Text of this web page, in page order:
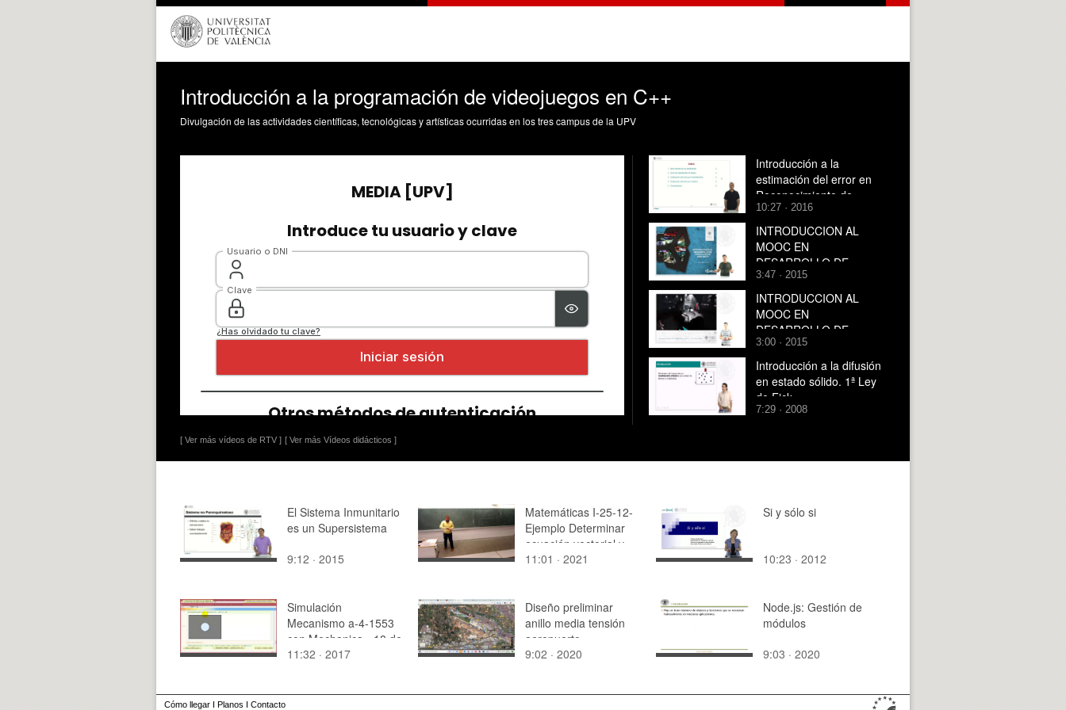
Introducción a la programación de videojuegos en C++
Divulgación de las actividades científicas, tecnológicas y artísticas ocurridas en los tres campus de la UPV
[ Ver más vídeos de RTV ] [ Ver más Vídeos didácticos ]
Introducción a la
estimación del error en
Reconocimiento de
Formas
10:27 · 2016
INTRODUCCION AL
MOOC EN
DESARROLLO DE
VIDEOJUEGOS CON
UNITY
3:47 · 2015
INTRODUCCION AL
MOOC EN
DESARROLLO DE
VIDEOJUEGOS CON
UNITY
3:00 · 2015
Introducción a la difusión
en estado sólido. 1ª Ley
de Fick
7:29 · 2008
El Sistema Inmunitario
es un Supersistema
9:12 · 2015
Matemáticas I-25-12-
Ejemplo Determinar
ecuación vectorial y
paramétricas
11:01 · 2021
Si y sólo si
10:23 · 2012
Simulación
Mecanismo a-4-1553
con Mechanica - 18 de
25 - Modelo Gráfico
11:32 · 2017
Diseño preliminar
anillo media tensión
aeropuerto
9:02 · 2020
Node.js: Gestión de
módulos
9:03 · 2020
Cómo llegar I Planos I Contacto